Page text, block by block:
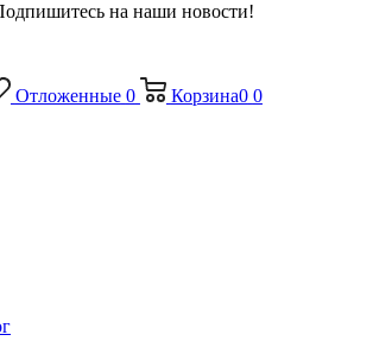
на наши новости!
Отложенные 0 Корзина0 0